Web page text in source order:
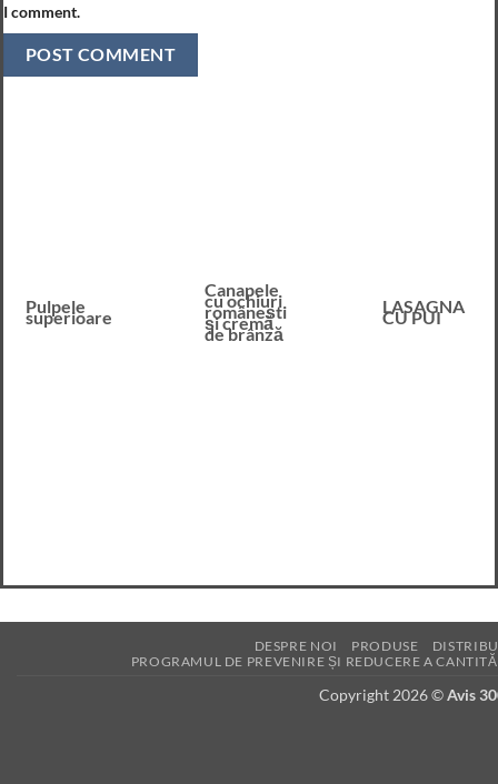
I comment.
Pulpele
superioare
Canapele
cu ochiuri
românești
și cremă
de brânză
LASAGNA
CU PUI
DESPRE NOI PRODUSE
PROGRAMUL DE PREVENIRE ȘI REDUCERE A
Copyright 2026 ©Avis